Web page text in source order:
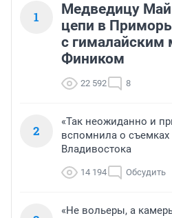
1
Медведицу
цепи в
с гималайским
Фиником
22 592 8
2
«Так неожиданно и
вспомнила о съемках
Владивостока
14 194 Обсудить
«Не вольеры, а